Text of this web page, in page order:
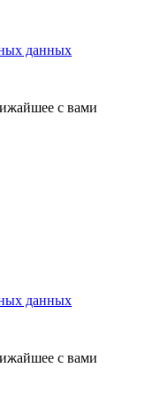
данных
с вами
данных
с вами